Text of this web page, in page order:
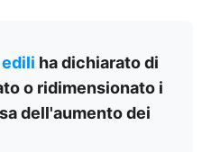
ha dichiarato di
o ridimensionato i
dell'aumento dei